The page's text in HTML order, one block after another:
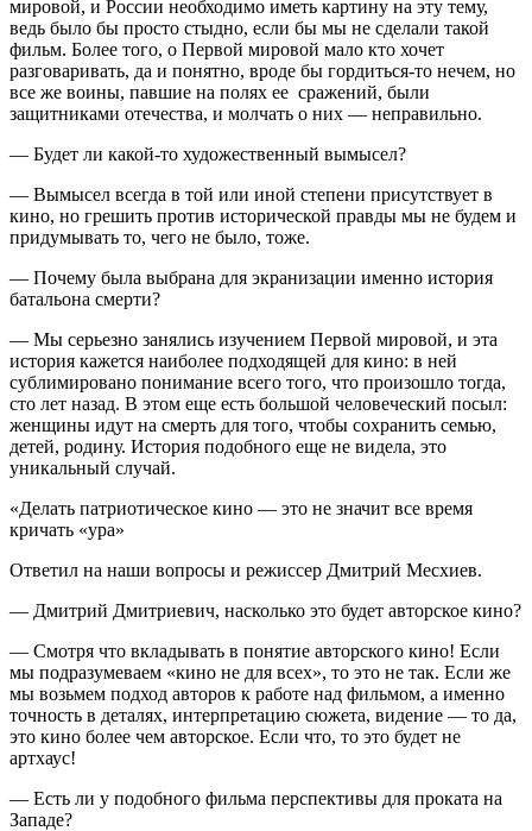
мировой, и России необходимо иметь картину на эту тему,
ведь было бы просто стыдно, если бы мы не сделали такой
фильм. Более того, о Первой мировой мало кто хочет
разговаривать, да и понятно, вроде бы гордиться-то нечем, но
все же воины, павшие на полях ее сражений, были
защитниками отечества, и молчать о них — неправильно.
— Будет ли какой-то художественный вымысел?
— Вымысел всегда в той или иной степени присутствует в
кино, но грешить против исторической правды мы не будем и
придумывать то, чего не было, тоже.
— Почему была выбрана для экранизации именно история
батальона смерти?
— Мы серьезно занялись изучением Первой мировой, и эта
история кажется наиболее подходящей для кино: в ней
сублимировано понимание всего того, что произошло тогда,
сто лет назад. В этом еще есть большой человеческий посыл:
женщины идут на смерть для того, чтобы сохранить семью,
детей, родину. История подобного еще не видела, это
уникальный случай.
«Делать патриотическое кино — это не значит все время
кричать «ура»
Ответил на наши вопросы и режиссер Дмитрий Месхиев.
— Дмитрий Дмитриевич, насколько это будет авторское кино?
— Смотря что вкладывать в понятие авторского кино! Если
мы подразумеваем «кино не для всех», то это не так. Если же
мы возьмем подход авторов к работе над фильмом, а именно
точность в деталях, интерпретацию сюжета, видение — то да,
это кино более чем авторское. Если что, то это будет не
артхаус!
— Есть ли у подобного фильма перспективы для проката на
Западе?